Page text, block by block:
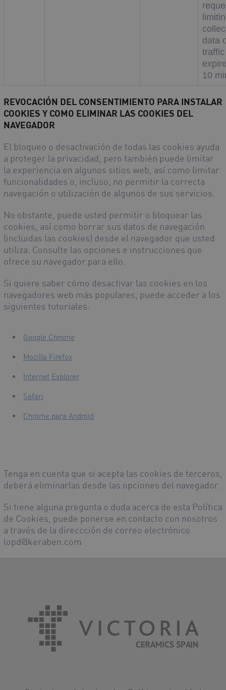
data
10
REVOCACIÓN DEL CONSENTIMIENTO PARA INSTALAR
COOKIES Y COMO ELIMINAR LAS COOKIES DEL
NAVEGADOR
El bloqueo o desactivación de todas las cookies ayuda
a proteger la privacidad, pero también puede limitar
la experiencia en algunos sitios web, así como limitar
funcionalidades o, incluso, no permitir la correcta
navegación o utilización de algunos de sus servicios.
No obstante, puede usted permitir o bloquear las
cookies, así como borrar sus datos de navegación
(incluidas las cookies) desde el navegador que usted
utiliza. Consulte las opciones e instrucciones que
ofrece su navegador para ello.
Si quiere saber cómo desactivar las cookies en los
navegadores web más populares, puede acceder a los
siguientes tutoriales:
Google Chrome
Mozilla Firefox
Internet Explorer
Safari
Chrome para Android
Tenga en cuenta que si acepta las cookies de terceros,
deberá eliminarlas desde las opciones del navegador.
Si tiene alguna pregunta o duda acerca de esta Política
de Cookies, puede ponerse en contacto con nosotros
a través de la direccción de correo electrónico
lopd@keraben.com